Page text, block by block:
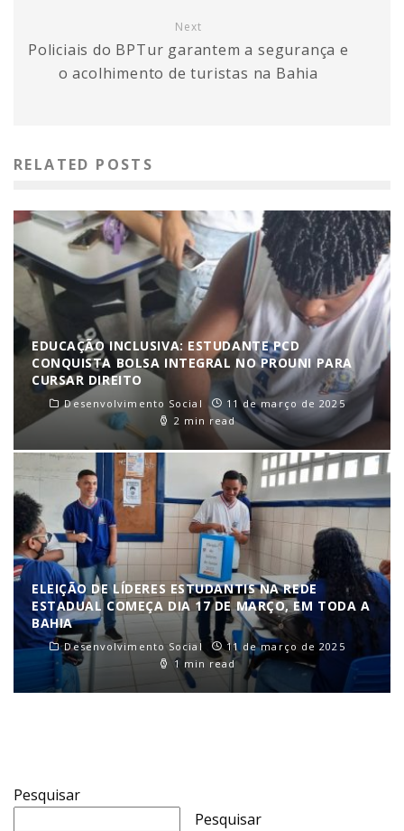
Next
Policiais do BPTur garantem a segurança e
o acolhimento de turistas na Bahia
RELATED POSTS
EDUCAÇÃO INCLUSIVA: ESTUDANTE PCD
CONQUISTA BOLSA INTEGRAL NO PROUNI PARA
CURSAR DIREITO
Desenvolvimento Social
11 de março de 2025
2 min read
ELEIÇÃO DE LÍDERES ESTUDANTIS NA REDE
ESTADUAL COMEÇA DIA 17 DE MARÇO, EM TODA A
BAHIA
Desenvolvimento Social
11 de março de 2025
1 min read
Pesquisar
Pesquisar